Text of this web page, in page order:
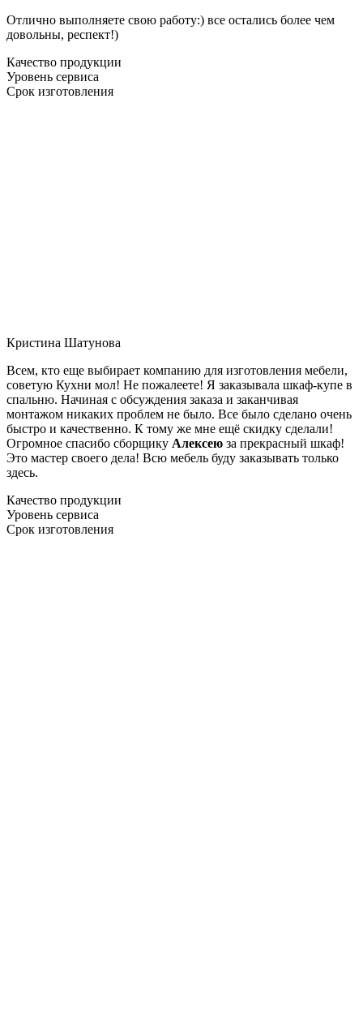
Отлично выполняете свою работу:) все остались более чем
довольны, респект!)
Качество продукции
Уровень сервиса
Срок изготовления
Кристина Шатунова
Всем, кто еще выбирает компанию для изготовления мебели,
советую Кухни мол! Не пожалеете! Я заказывала шкаф-купе в
спальню. Начиная с обсуждения заказа и заканчивая
монтажом никаких проблем не было. Все было сделано очень
быстро и качественно. К тому же мне ещё скидку сделали!
Огромное спасибо сборщику Алексею за прекрасный шкаф!
Это мастер своего дела! Всю мебель буду заказывать только
здесь.
Качество продукции
Уровень сервиса
Срок изготовления